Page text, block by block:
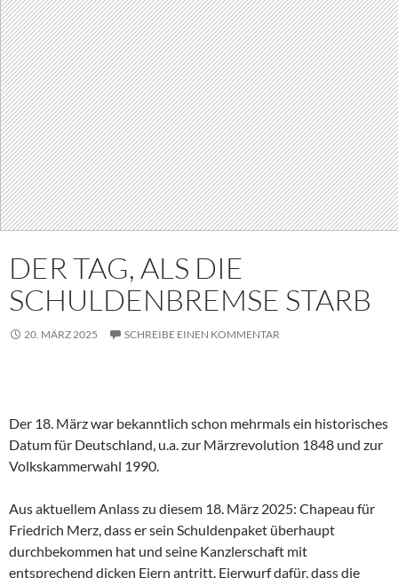
DER TAG, ALS DIE
SCHULDENBREMSE STARB
20. MÄRZ 2025 SCHREIBE EINEN KOMMENTAR
Der 18. März war bekanntlich schon mehrmals ein historisches
Datum für Deutschland, u.a. zur Märzrevolution 1848 und zur
Volkskammerwahl 1990.
Aus aktuellem Anlass zu diesem 18. März 2025: Chapeau für
Friedrich Merz, dass er sein Schuldenpaket überhaupt
durchbekommen hat und seine Kanzlerschaft mit
entsprechend dicken Eiern antritt. Eierwurf dafür, dass die